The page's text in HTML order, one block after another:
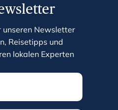
unseren Newsletter
Reisetipps und
lokalen Experten